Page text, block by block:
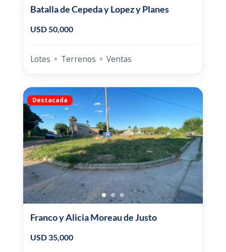
Batalla de Cepeda y Lopez y Planes
USD 50,000
Lotes Terrenos Ventas
Destacada
Franco y Alicia Moreau de Justo
USD 35,000